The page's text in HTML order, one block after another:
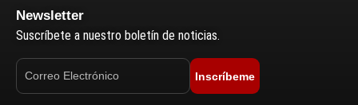
Newsletter
Suscríbete a nuestro boletín de noticias.
Inscríbeme